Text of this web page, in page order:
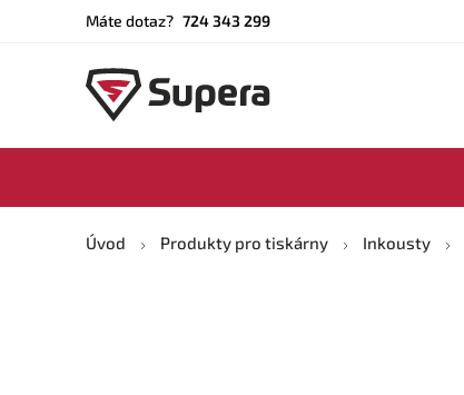
Máte dotaz? 724 343 299
Úvod Produkty pro tiskárny Inkousty